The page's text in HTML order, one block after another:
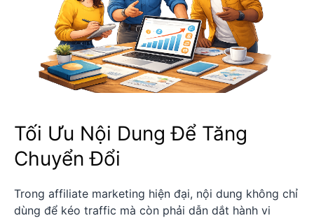
Tối Ưu Nội Dung Để Tăng
Chuyển Đổi
Trong affiliate marketing hiện đại, nội dung không chỉ
dùng để kéo traffic mà còn phải dẫn dắt hành vi